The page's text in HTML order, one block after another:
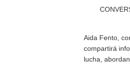
Aida Fento,
compartirá
lucha,